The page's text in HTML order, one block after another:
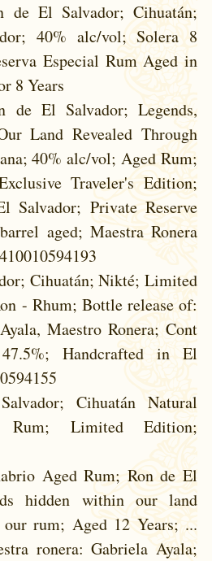
de El Salvador; Cihuatán;
40% alc/vol; Solera 8
Especial Rum Aged in
8 Years
de El Salvador; Legends,
Land Revealed Through
40% alc/vol; Aged Rum;
Traveler's Edition;
Salvador; Private Reserve
aged; Maestra Ronera
Cihuatán; Nikté; Limited
- Rhum; Bottle release of:
Maestro Ronera; Cont
Handcrafted in El
Cihuatán Natural
Rum; Limited Edition;
Aged Rum; Ron de El
hidden within our land
our rum; Aged 12 Years; ...
ronera: Gabriela Ayala;